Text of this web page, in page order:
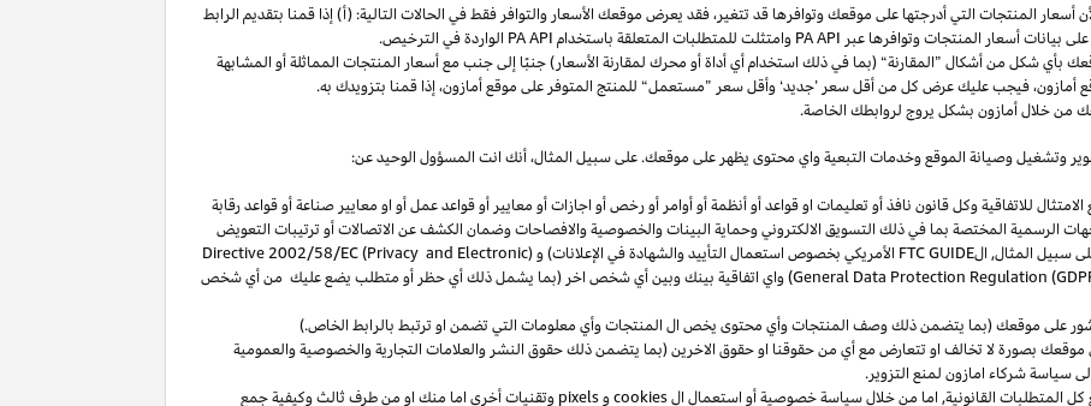
المنتجات التي أدرجتها على موقعك وتوافرها قد تتغير، فقد يعرض موقعك الأسعار والتوافر فقط في الحالات التالية: (أ) إذا قمنا بتقديم الرابط
بيانات أسعار المنتجات وتوافرها عبر
وامتثلت للمتطلبات المتعلقة باستخدام الواردة في الترخيص.
بأيشكل منأشكال ”المقارنة“
(بمافيذلك استخدامأيأداةأو محرك لمقارنة الأسعار)جنبًا إلىجنب معأسعار المنتجات المماثلةأو المشابهة
أمازون،فيجبعليكعرض كل منأقلسعر ’جديد‘ وأقلسعر ”مستعمل“ للمنتج المتوفر على موقعأمازون، إذا قمنا بتزويدك به.
من خلال أمازون بشكل يروج لروابطك الخاصة.
وتشغيلوصيانة الموقع وخدمات التبعية واي محتوى يظهر على موقعك. على سبيل المثال،أنك انت المسؤول الوحيد عن:
للاتفاقية وكل قانون نافذ أو تعليمات او قواعد أو أنظمة أو أوامر أو رخص أو اجازات أو معايير أو قواعد عمل أو او معايير صناعة أو قواعد رقابة
الرسمية المختصة بما في ذلك التسويق الالكتروني وحماية البينات والخصوصيةوالافصاحاتوضمان الكشف عن الاتصالات أو ترتيبات التعويض
سبيل المثال, الFTC GUIDE الأمريكي بخصوص استعمال التأييد والشهادة في الإعلانات) و (Directive 2002/58/EC (Privacy and Electronic
General Data Protection Regulation) واي اتفاقية بينك وبين أي شخص اخر (بما يشمل ذلك أي حظر أو متطلب يضع عليك من أي شخص
على موقعك (بما يتضمن ذلك وصف المنتجات وأي محتوى يخص ال المنتجات وأي معلومات التي تضمن او ترتبط بالرابط الخاص.)
بصورة لا تخالف او تتعارض مع أي من حقوقنا او حقوق الاخرين (بما يتضمن ذلك حقوق النشر والعلامات التجارية والخصوصية والعمومية
سياسة شركاء امازون لمنع التزوير.
المتطلبات القانونية, اما من خلال سياسة خصوصية أو استعمال الcookiesوpixels وتقنيات أخرى اما منك او من طرف ثالث وكيفية جمع